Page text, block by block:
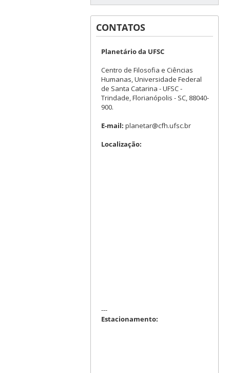
CONTATOS
Planetário da UFSC
Centro de Filosofia e Ciências
Humanas, Universidade Federal
de Santa Catarina - UFSC -
Trindade, Florianópolis - SC, 88040-
900.
E-mail: planetar@cfh.ufsc.br
Localização:
---
Estacionamento: